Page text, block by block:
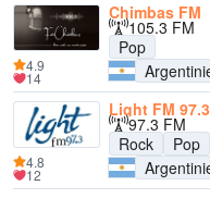
Chimbas FM
105.3 FM
Pop
4.9
14
Light FM 97.3
97.3 FM
Rock
Pop
4.8
12